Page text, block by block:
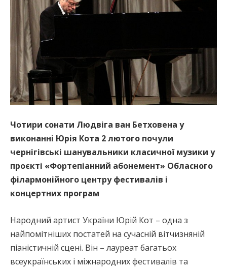
Чотири сонати Людвіга ван Бетховена у
виконанні Юрія Кота 2 лютого почули
чернігівські шанувальники класичної музики у
проєкті «Фортепіанний абонемент» Обласного
філармонійного центру фестивалів і
концертних програм
Народний артист України Юрій Кот – одна з
найпомітніших постатей на сучасній вітчизняній
піаністичній сцені. Він – лауреат багатьох
всеукраїнських і міжнародних фестивалів та